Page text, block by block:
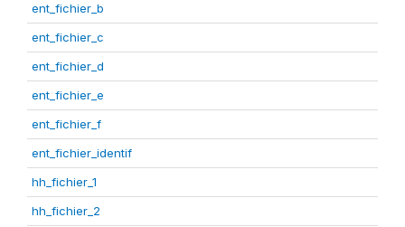
ent_fichier_b
ent_fichier_c
ent_fichier_d
ent_fichier_e
ent_fichier_f
ent_fichier_identif
hh_fichier_1
hh_fichier_2